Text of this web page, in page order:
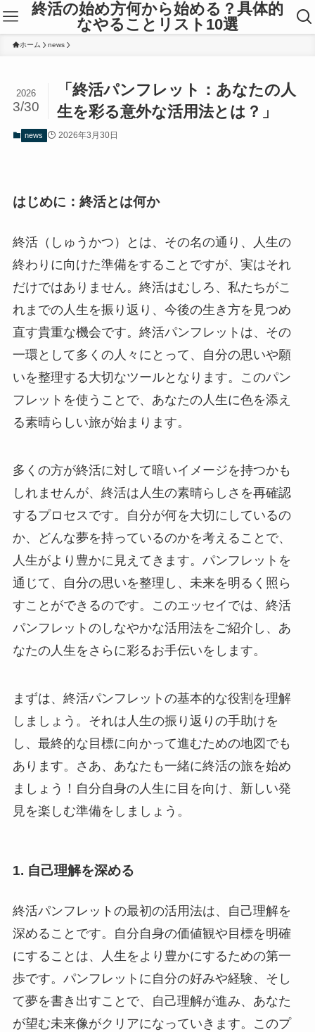
終活の始め方何から始める？具体的
なやることリスト10選
ホーム news
「終活パンフレット：あなたの人
生を彩る意外な活用法とは？」
2026
3/30
news 2026年3月30日
はじめに：終活とは何か
終活（しゅうかつ）とは、その名の通り、人生の
終わりに向けた準備をすることですが、実はそれ
だけではありません。終活はむしろ、私たちがこ
れまでの人生を振り返り、今後の生き方を見つめ
直す貴重な機会です。終活パンフレットは、その
一環として多くの人々にとって、自分の思いや願
いを整理する大切なツールとなります。このパン
フレットを使うことで、あなたの人生に色を添え
る素晴らしい旅が始まります。
多くの方が終活に対して暗いイメージを持つかも
しれませんが、終活は人生の素晴らしさを再確認
するプロセスです。自分が何を大切にしているの
か、どんな夢を持っているのかを考えることで、
人生がより豊かに見えてきます。パンフレットを
通じて、自分の思いを整理し、未来を明るく照ら
すことができるのです。このエッセイでは、終活
パンフレットのしなやかな活用法をご紹介し、あ
なたの人生をさらに彩るお手伝いをします。
まずは、終活パンフレットの基本的な役割を理解
しましょう。それは人生の振り返りの手助けを
し、最終的な目標に向かって進むための地図でも
あります。さあ、あなたも一緒に終活の旅を始め
ましょう！自分自身の人生に目を向け、新しい発
見を楽しむ準備をしましょう。
1. 自己理解を深める
終活パンフレットの最初の活用法は、自己理解を
深めることです。自分自身の価値観や目標を明確
にすることは、人生をより豊かにするための第一
歩です。パンフレットに自分の好みや経験、そし
て夢を書き出すことで、自己理解が進み、あなた
が望む未来像がクリアになっていきます。このプ